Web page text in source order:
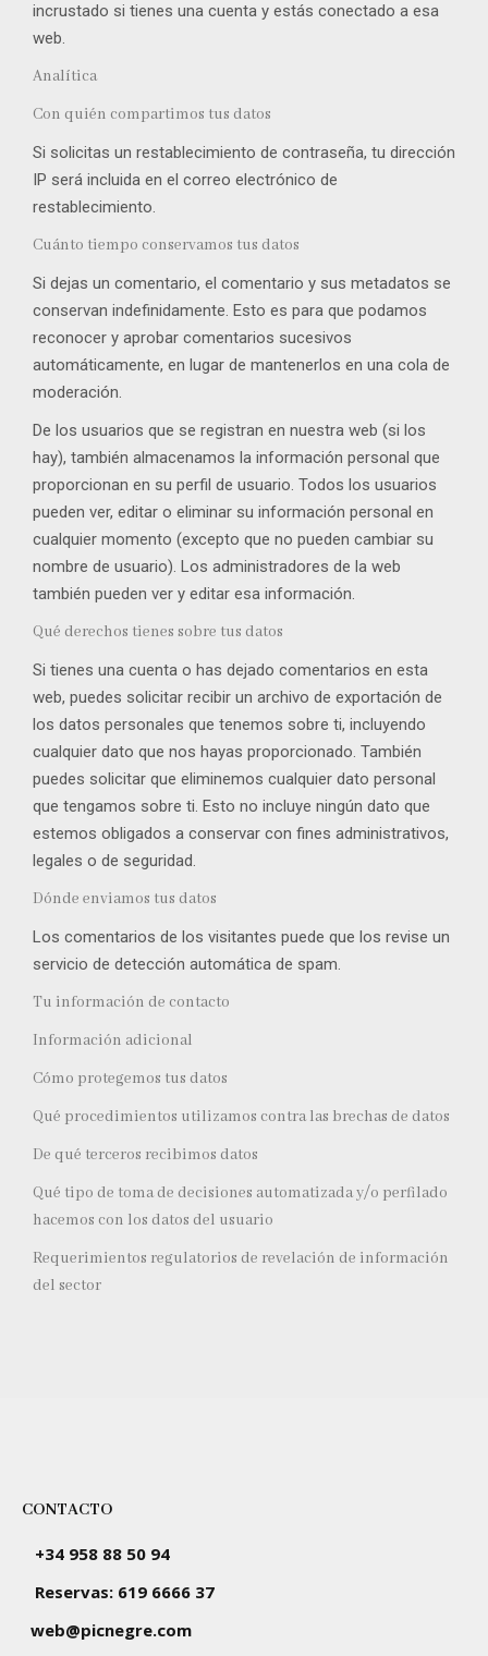
incrustado si tienes una cuenta y estás conectado a esa
web.
Analítica
Con quién compartimos tus datos
Si solicitas un restablecimiento de contraseña, tu dirección
IP será incluida en el correo electrónico de
restablecimiento.
Cuánto tiempo conservamos tus datos
Si dejas un comentario, el comentario y sus metadatos se
conservan indefinidamente. Esto es para que podamos
reconocer y aprobar comentarios sucesivos
automáticamente, en lugar de mantenerlos en una cola de
moderación.
De los usuarios que se registran en nuestra web (si los
hay), también almacenamos la información personal que
proporcionan en su perfil de usuario. Todos los usuarios
pueden ver, editar o eliminar su información personal en
cualquier momento (excepto que no pueden cambiar su
nombre de usuario). Los administradores de la web
también pueden ver y editar esa información.
Qué derechos tienes sobre tus datos
Si tienes una cuenta o has dejado comentarios en esta
web, puedes solicitar recibir un archivo de exportación de
los datos personales que tenemos sobre ti, incluyendo
cualquier dato que nos hayas proporcionado. También
puedes solicitar que eliminemos cualquier dato personal
que tengamos sobre ti. Esto no incluye ningún dato que
estemos obligados a conservar con fines administrativos,
legales o de seguridad.
Dónde enviamos tus datos
Los comentarios de los visitantes puede que los revise un
servicio de detección automática de spam.
Tu información de contacto
Información adicional
Cómo protegemos tus datos
Qué procedimientos utilizamos contra las brechas de datos
De qué terceros recibimos datos
Qué tipo de toma de decisiones automatizada y/o perfilado
hacemos con los datos del usuario
Requerimientos regulatorios de revelación de información
del sector
CONTACTO
+34 958 88 50 94
Reservas: 619 6666 37
web@picnegre.com